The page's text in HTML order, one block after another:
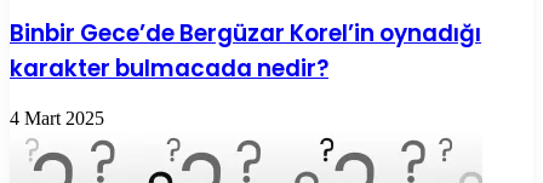
Binbir Gece’de Bergüzar Korel’in oynadığı
karakter bulmacada nedir?
4 Mart 2025